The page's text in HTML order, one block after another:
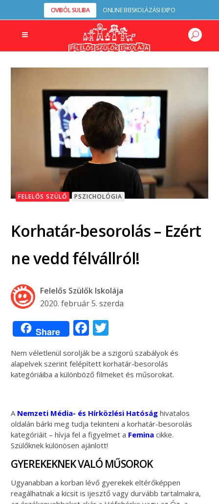
OVIBÓL SULIBA ONLINE BEISKOLÁZÁSI EXPO
FELELŐS SZÜLŐ PSZICHOLÓGIA
Korhatár-besorolás – Ezért
ne vedd félvállról!
Felelős Szülők Iskolája
2020. február 5. szerda
Share Facebook
Nem véletlenül sorolják be a szigorú szabályok és
alapelvek szerint felépített korhatár-besorolás
kategóriáiba a különböző filmeket és műsorokat.
A Nemzeti Média- és Hírközlési Hatóság hivatalos
oldalán bárki meg tudja tekinteni a korhatár-besorolás
kategóriáit – hívja fel a figyelmet a Femina cikke.
Szülőknek különösen ajánlott!
GYEREKEKNEK VALÓ MŰSOROK
Ugyanabban a korban lévő gyerekek eltérőképpen
reagálhatnak a kicsit is ijesztő vagy durvább tartalmakra,